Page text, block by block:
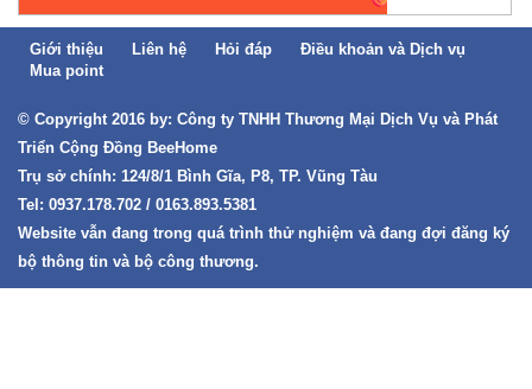
Giới thiệu Liên hệ Hỏi đáp
Điều khoản và Dịch vụ
Mua point
© Copyright 2016 by: Công ty TNHH Thương Mại Dịch Vụ và Phát
Triển Cộng Đồng BeeHome
Trụ sở chính: 124/8/1 Bình Gĩa, P8, TP. Vũng Tàu
Tel: 0937.178.702 / 0163.893.5381
Website vẫn đang trong quá trình thử nghiệm và đang đợi đăng ký
bộ thông tin và bộ công thương.